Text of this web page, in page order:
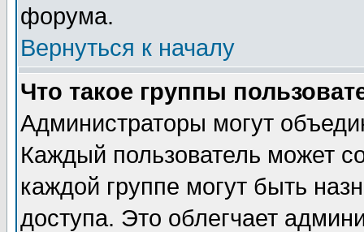
форума.
Вернуться к началу
Что такое группы
Администраторы могут
Каждый пользователь может
каждой группе могут быть
доступа. Это облегчает